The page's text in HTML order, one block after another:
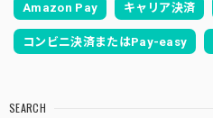
Amazon Pay キャリア決済
コンビニ決済またはPay-easy
SEARCH